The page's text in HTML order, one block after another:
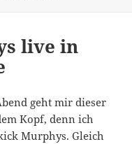
live in
geht mir dieser
Kopf, denn ich
Murphys. Gleich